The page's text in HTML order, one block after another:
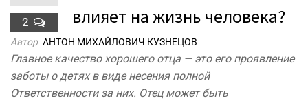
2
влияет на жизнь человека?
Автор АНТОН МИХАЙЛОВИЧ КУЗНЕЦОВ
Главное качество хорошего отца — это его проявление
заботы о детях в виде несения полной
Ответственности за них. Отец может быть